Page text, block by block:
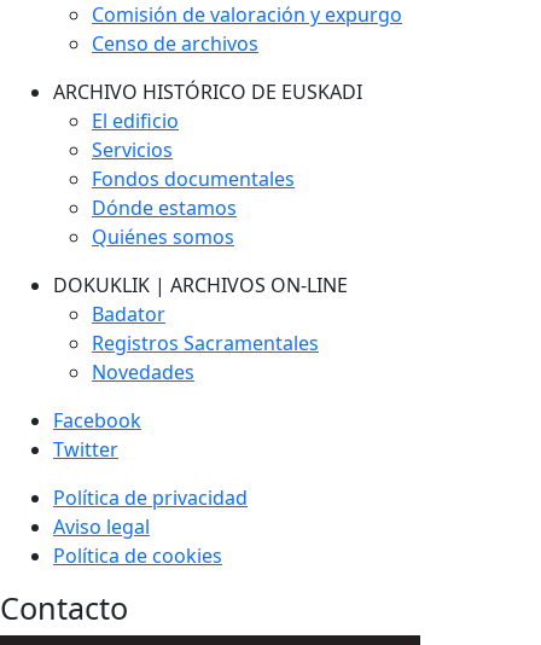
Comisión de valoración y expurgo
Censo de archivos
ARCHIVO HISTÓRICO DE EUSKADI
El edificio
Servicios
Fondos documentales
Dónde estamos
Quiénes somos
DOKUKLIK | ARCHIVOS ON-LINE
Badator
Registros Sacramentales
Novedades
Facebook
Twitter
Política de privacidad
Aviso legal
Política de cookies
Contacto